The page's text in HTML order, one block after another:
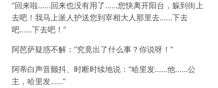
“回来啦……回来也没有用了……您快离开阳台，躲到街上
去吧！我马上派人护送您到宰相大人那里去……下去
吧……下去吧！”
阿芭萨疑惑不解：“究竟出了什么事？你说呀！”
阿蒂白声音颤抖、时断时续地说：“哈里发……他……公
主，哈里发……”